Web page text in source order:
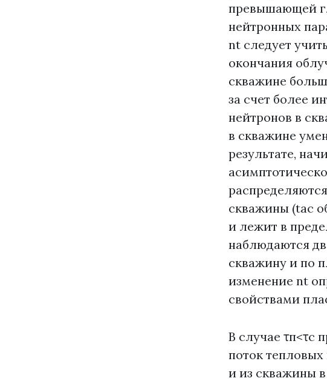
превышающей
нейтронных
nt следует
окончания
скважине
за счет более
нейтронов в
в скважине
результате,
скважины (tac
и лежит в
наблюдаются
скважину и по
изменение nt
свойствами
В случае τп<τс
поток
и из скважины